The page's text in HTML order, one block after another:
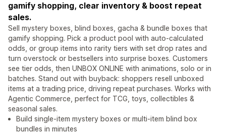
gamify shopping, clear inventory & boost repeat
sales.
Sell mystery boxes, blind boxes, gacha & bundle boxes that
gamify shopping. Pick a product pool with auto-calculated
odds, or group items into rarity tiers with set drop rates and
turn overstock or bestsellers into surprise boxes. Customers
see tier odds, then UNBOX ONLINE with animations, solo or in
batches. Stand out with buyback: shoppers resell unboxed
items at a trading price, driving repeat purchases. Works with
Agentic Commerce, perfect for TCG, toys, collectibles &
seasonal sales.
Build single-item mystery boxes or multi-item blind box
bundles in minutes